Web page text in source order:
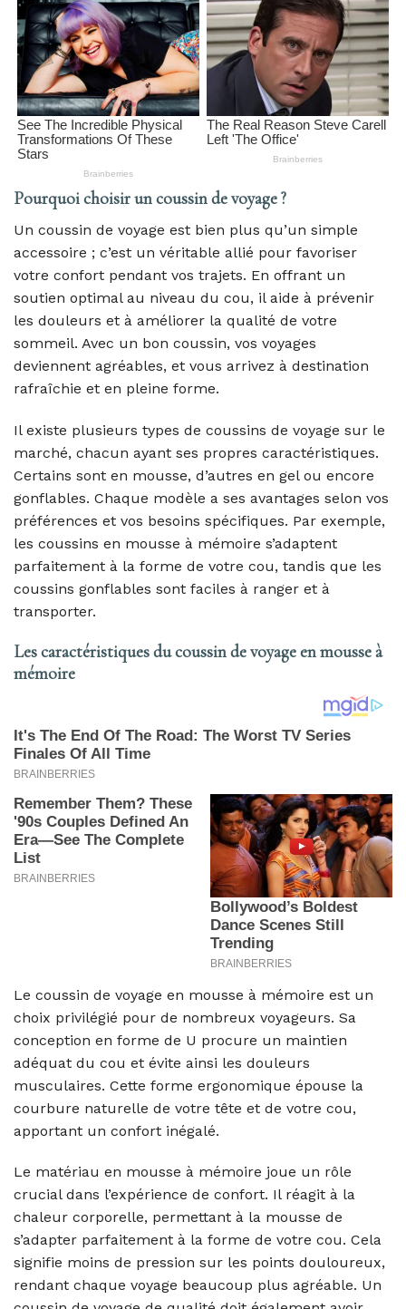
Pourquoi choisir un coussin de voyage ?
Un coussin de voyage est bien plus qu’un simple
accessoire ; c’est un véritable allié pour favoriser
votre confort pendant vos trajets. En offrant un
soutien optimal au niveau du cou, il aide à prévenir
les douleurs et à améliorer la qualité de votre
sommeil. Avec un bon coussin, vos voyages
deviennent agréables, et vous arrivez à destination
rafraîchie et en pleine forme.
Il existe plusieurs types de coussins de voyage sur le
marché, chacun ayant ses propres caractéristiques.
Certains sont en mousse, d’autres en gel ou encore
gonflables. Chaque modèle a ses avantages selon vos
préférences et vos besoins spécifiques. Par exemple,
les coussins en mousse à mémoire s’adaptent
parfaitement à la forme de votre cou, tandis que les
coussins gonflables sont faciles à ranger et à
transporter.
Les caractéristiques du coussin de voyage en mousse à
mémoire
Le coussin de voyage en mousse à mémoire est un
choix privilégié pour de nombreux voyageurs. Sa
conception en forme de U procure un maintien
adéquat du cou et évite ainsi les douleurs
musculaires. Cette forme ergonomique épouse la
courbure naturelle de votre tête et de votre cou,
apportant un confort inégalé.
Le matériau en mousse à mémoire joue un rôle
crucial dans l’expérience de confort. Il réagit à la
chaleur corporelle, permettant à la mousse de
s’adapter parfaitement à la forme de votre cou. Cela
signifie moins de pression sur les points douloureux,
rendant chaque voyage beaucoup plus agréable. Un